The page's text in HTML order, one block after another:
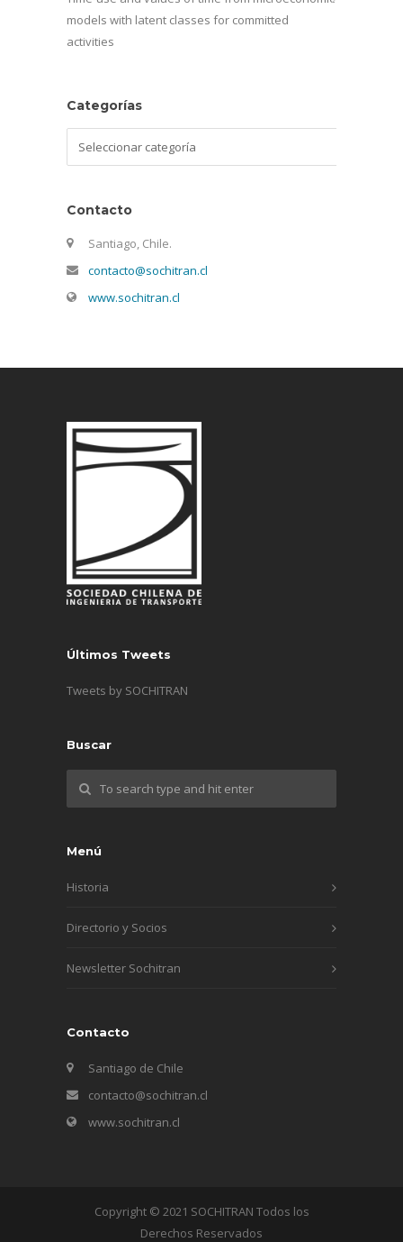
models with latent classes for committed
activities
Categorías
Contacto
Santiago, Chile.
contacto@sochitran.cl
www.sochitran.cl
Últimos Tweets
Tweets by SOCHITRAN
Buscar
Menú
Historia
Directorio y Socios
Newsletter Sochitran
Contacto
Santiago de Chile
contacto@sochitran.cl
www.sochitran.cl
Copyright © 2021 SOCHITRAN Todos los
Derechos Reservados